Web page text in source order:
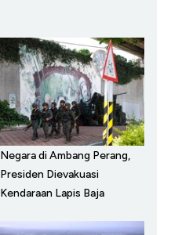
Negara di Ambang Perang,
Presiden Dievakuasi
Kendaraan Lapis Baja